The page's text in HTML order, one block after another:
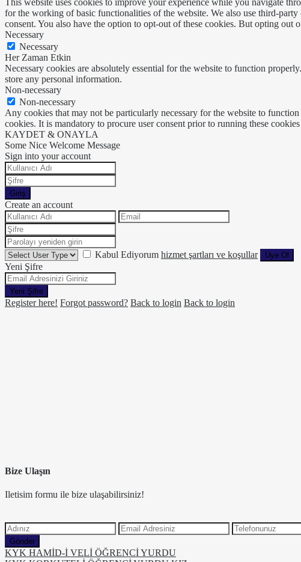
This website uses cookies to improve your experience while you navigate
for the working of basic functionalities of the website. We also use third-
consent. You also have the option to opt-out of these cookies. But opting
Necessary
Necessary
Her Zaman Etkin
Necessary cookies are absolutely essential for the website to function
store any personal information.
Non-necessary
Non-necessary
Any cookies that may not be particularly necessary for the website to
cookies. It is mandatory to procure user consent prior to running these
KAYDET & ONAYLA
Some Nice Welcome Message
Sign into your account
Giriş
Create an account
Kabul Ediyorum hizmet şartları ve koşullar Üye Ol
Yeni Şifre
Yeni Şifre
Register here! Forgot password? Back to login Back to login
Bize Ulaşın
Iletisim formu ile bize ulaşabilirsiniz!
Gönder
KYK HAMİD-İ VELİ ÖĞRENCİ YURDU